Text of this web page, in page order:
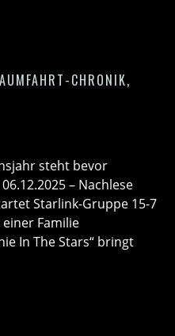
CHRONIK,
steht bevor
– Nachlese
Starlink-Gruppe 15-7
einer Familie
In The Stars“ bringt